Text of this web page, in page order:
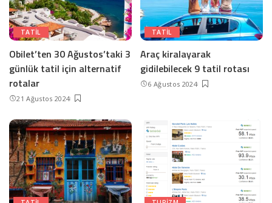
TATIL
Obilet’ten 30 Ağustos’taki 3
günlük tatil için alternatif
rotalar
21 Ağustos 2024
TATIL
Araç kiralayarak
gidilebilecek 9 tatil rotası
6 Ağustos 2024